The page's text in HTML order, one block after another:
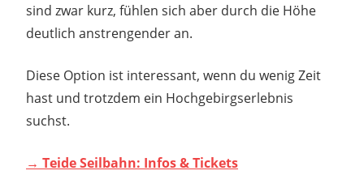
sind zwar kurz, fühlen sich aber durch die Höhe
deutlich anstrengender an.
Diese Option ist interessant, wenn du wenig Zeit
hast und trotzdem ein Hochgebirgserlebnis
suchst.
→ Teide Seilbahn: Infos & Tickets